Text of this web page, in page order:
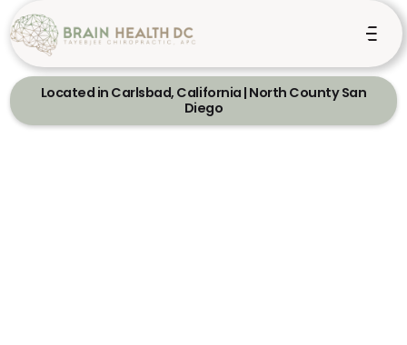
Located in Carlsbad, California | North County San
Diego